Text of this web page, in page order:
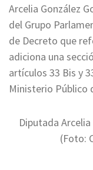
Arcelia González
del Grupo
de Decreto que
adiciona una
artículos 33 Bis y
Ministerio Público
Diputada
(Foto: